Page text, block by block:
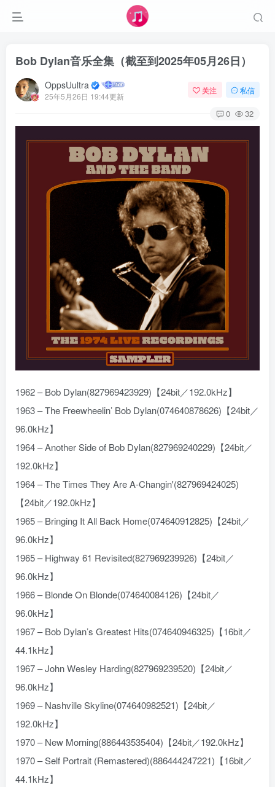
Bob Dylan音乐全集（截至到2025年05月26日）
OppsUultra
25年5月26日 19:44更新
关注 私信
0 32
1962 – Bob Dylan(827969423929)【24bit／192.0kHz】
1963 – The Freewheelin’ Bob Dylan(074640878626)【24bit／
96.0kHz】
1964 – Another Side of Bob Dylan(827969240229)【24bit／
192.0kHz】
1964 – The Times They Are A-Changin'(827969424025)
【24bit／192.0kHz】
1965 – Bringing It All Back Home(074640912825)【24bit／
96.0kHz】
1965 – Highway 61 Revisited(827969239926)【24bit／
96.0kHz】
1966 – Blonde On Blonde(074640084126)【24bit／
96.0kHz】
1967 – Bob Dylan’s Greatest Hits(074640946325)【16bit／
44.1kHz】
1967 – John Wesley Harding(827969239520)【24bit／
96.0kHz】
1969 – Nashville Skyline(074640982521)【24bit／
192.0kHz】
1970 – New Morning(886443535404)【24bit／192.0kHz】
1970 – Self Portrait (Remastered)(886444247221)【16bit／
44.1kHz】